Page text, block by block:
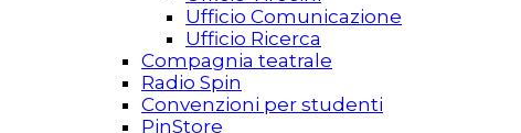
Ufficio Comunicazione
Ufficio Ricerca
Compagnia teatrale
Radio Spin
Convenzioni per studenti
PinStore